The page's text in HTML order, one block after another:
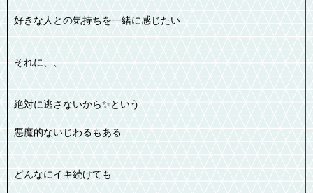
好きな人との気持ちを一緒に感じたい
それに、、
絶対に逃さないから✨️という
悪魔的ないじわるもある
どんなにイキ続けても